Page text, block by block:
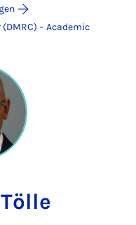
– Academic